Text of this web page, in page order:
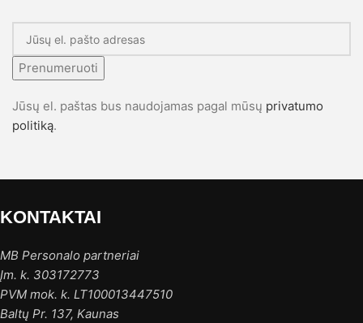
Prenumeruoti
Jūsų el. paštas bus naudojamas pagal mūsų privatumo
politiką.
KONTAKTAI
MB Personalo partneriai
Įm. k. 303172773
PVM mok. k. LT100013447510
Baltų Pr. 137, Kaunas